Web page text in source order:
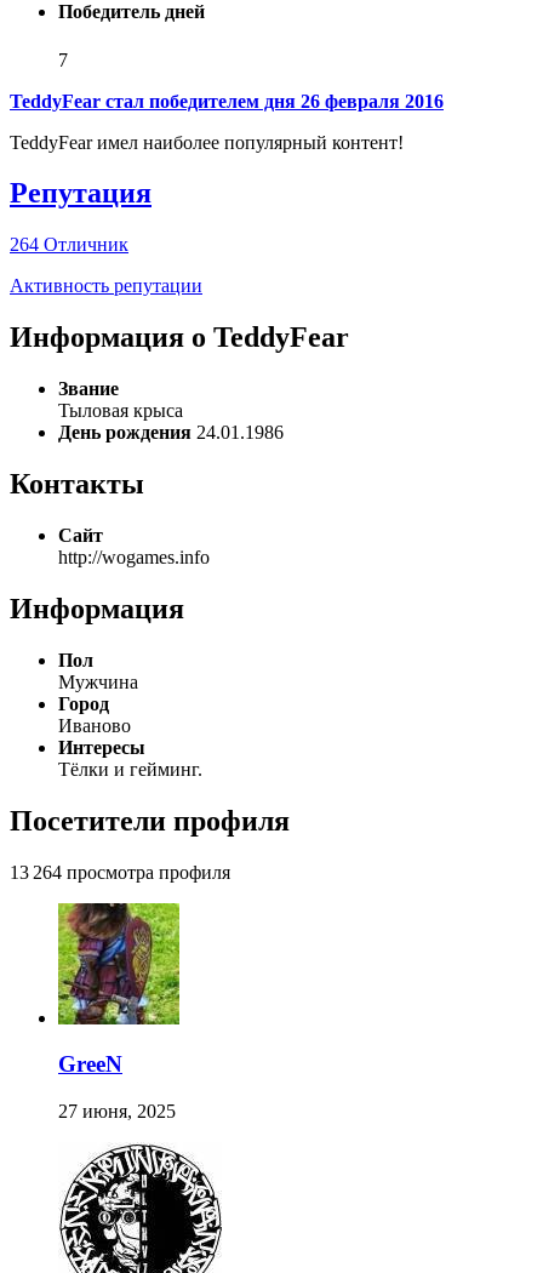
Победитель дней
7
TeddyFear стал победителем дня 26 февраля 2016
TeddyFear имел наиболее популярный контент!
Репутация
264 Отличник
Активность репутации
Информация о TeddyFear
Звание
Тыловая крыса
День рождения 24.01.1986
Контакты
Сайт
http://wogames.info
Информация
Пол
Мужчина
Город
Иваново
Интересы
Тёлки и гейминг.
Посетители профиля
13 264 просмотра профиля
GreeN
27 июня, 2025